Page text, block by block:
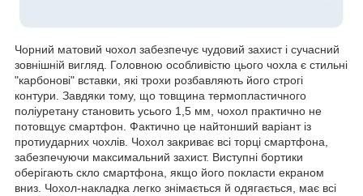
Чорний матовий чохол забезпечує чудовий захист і сучасний
зовнішній вигляд. Головною особливістю цього чохла є стильні
"карбонові" вставки, які трохи розбавляють його строгі
контури. Завдяки тому, що товщина термопластичного
поліуретану становить усього 1,5 мм, чохол практично не
потовщує смартфон. Фактично це найтонший варіант із
протиударних чохлів. Чохол закриває всі торці смартфона,
забезпечуючи максимальний захист. Виступні бортики
оберігають скло смартфона, якщо його покласти екраном
вниз. Чохол-накладка легко знімається й одягається, має всі